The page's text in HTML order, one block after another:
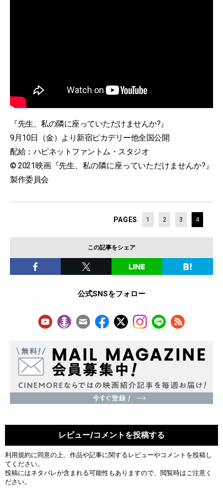
『先生、私の隣に座っていただけませんか?』
9月10日（金）より新宿ピカデリー他全国公開
配給：ハピネットファントム・スタジオ
© 2021映画『先生、私の隣に座っていただけませんか?』
製作委員会
PAGES 1 2 3 4
この記事をシェア
公式SNSをフォロー
レビュー/コメントを投稿する
利用規約に同意の上、作品や記事に関するレビューやコメントを投稿し
てください。
投稿にはネタバレが含まれる可能性もありますので、閲覧時はご注意く
ださい。